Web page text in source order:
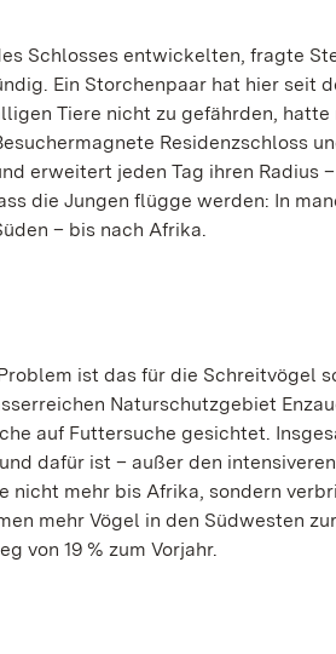
Schlosses entwickelten, fragte
Ein Storchenpaar hat hier seit
Tiere nicht zu gefährden, hatte
Residenzschloss
erweitert jeden Tag ihren Radius
die Jungen flügge werden: In
– bis nach Afrika.
ist das für die Schreitvögel
Naturschutzgebiet
auf Futtersuche gesichtet.
dafür ist – außer den intensiveren
nicht mehr bis Afrika, sondern
mehr Vögel in den Südwesten
von 19 % zum Vorjahr.